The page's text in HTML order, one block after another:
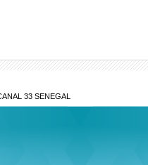
33 SENEGAL